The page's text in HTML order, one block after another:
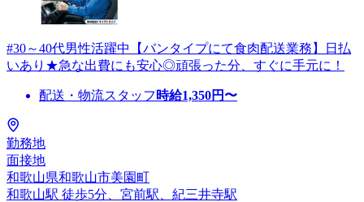
#30～40代男性活躍中【バンタイプにて食肉配送業務】日払
いあり★急な出費にも安心◎頑張った分、すぐに手元に！
配送・物流スタッフ 時給1,350円〜
勤務地
面接地
和歌山県和歌山市美園町
和歌山駅 徒歩5分、宮前駅、紀三井寺駅